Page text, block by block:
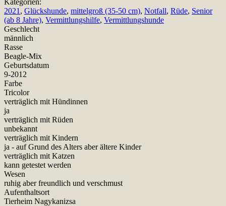
Kategorien:
2021 , Glückshunde, mittelgroß (35-50 cm), Notfall, Rüde, Senior
(ab 8 Jahre), Vermittlungshilfe, Vermittlungshunde
Geschlecht
männlich
Rasse
Beagle-Mix
Geburtsdatum
9-2012
Farbe
Tricolor
verträglich mit Hündinnen
ja
verträglich mit Rüden
unbekannt
verträglich mit Kindern
ja - auf Grund des Alters aber ältere Kinder
verträglich mit Katzen
kann getestet werden
Wesen
ruhig aber freundlich und verschmust
Aufenthaltsort
Tierheim Nagykanizsa